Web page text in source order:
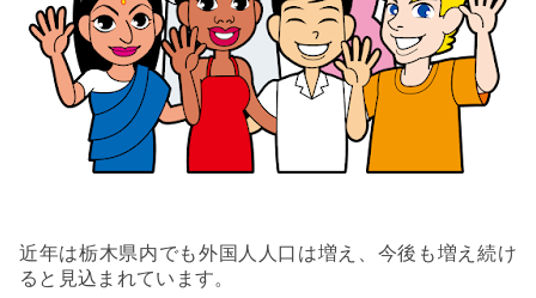
近年は栃木県内でも外国人人口は増え、今後も増え続け
ると見込まれています。